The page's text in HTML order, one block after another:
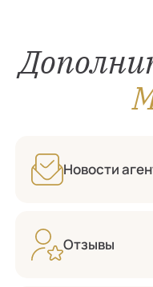
Новости
Отзывы